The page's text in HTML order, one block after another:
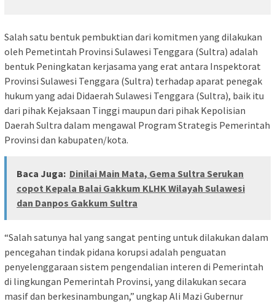
Salah satu bentuk pembuktian dari komitmen yang dilakukan
oleh Pemetintah Provinsi Sulawesi Tenggara (Sultra) adalah
bentuk Peningkatan kerjasama yang erat antara Inspektorat
Provinsi Sulawesi Tenggara (Sultra) terhadap aparat penegak
hukum yang adai Didaerah Sulawesi Tenggara (Sultra), baik itu
dari pihak Kejaksaan Tinggi maupun dari pihak Kepolisian
Daerah Sultra dalam mengawal Program Strategis Pemerintah
Provinsi dan kabupaten/kota.
Baca Juga: Dinilai Main Mata, Gema Sultra Serukan
copot Kepala Balai Gakkum KLHK Wilayah Sulawesi
dan Danpos Gakkum Sultra
“Salah satunya hal yang sangat penting untuk dilakukan dalam
pencegahan tindak pidana korupsi adalah penguatan
penyelenggaraan sistem pengendalian interen di Pemerintah
di lingkungan Pemerintah Provinsi, yang dilakukan secara
masif dan berkesinambungan,” ungkap Ali Mazi Gubernur